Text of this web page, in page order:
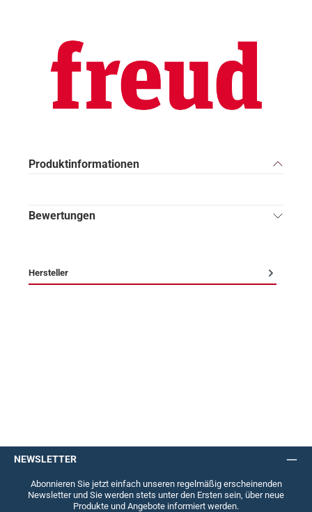
Produktinformationen
Bewertungen
Hersteller
NEWSLETTER
Abonnieren Sie jetzt einfach unseren regelmäßig erscheinenden
Newsletter und Sie werden stets unter den Ersten sein, über neue
Produkte und Angebote informiert werden.